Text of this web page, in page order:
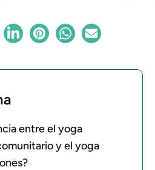
entre el yoga
y el yoga